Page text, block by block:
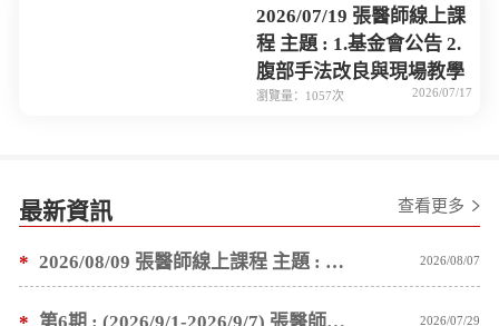
2026/07/19 張醫師線上課
程 主題 : 1.基金會公告 2.
腹部手法改良與現場教學
瀏覽量：1057次 2026/07/17
最新資訊 查看更多
* 2026/08/09 張醫師線上課程 主題 : 褥瘡案例後續追蹤 及按推方法 2026/08/07
2026/07/29